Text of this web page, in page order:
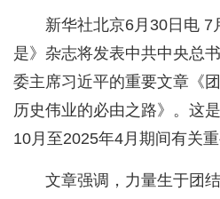
新华社北京6月30日电
是》杂志将发表中共中央总
委主席习近平的重要文章《
历史伟业的必由之路》。这
10月至2025年4月期间有关重
文章强调，力量生于团